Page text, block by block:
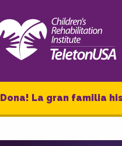
La gran familia